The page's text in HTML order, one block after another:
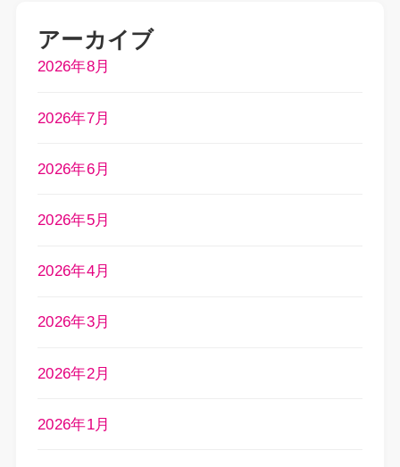
アーカイブ
2026年8月
2026年7月
2026年6月
2026年5月
2026年4月
2026年3月
2026年2月
2026年1月